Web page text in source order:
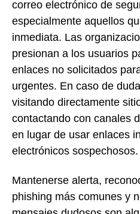
correo electrónico de
especialmente aquellos
inmediata. Las
presionan a los usuarios
enlaces no solicitados
urgentes. En caso de
visitando directamente
contactando con canales
en lugar de usar enlaces
electrónicos sospechosos.
Mantenerse alerta,
phishing más comunes y